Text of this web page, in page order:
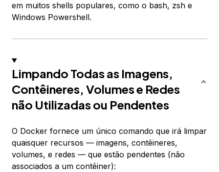
em muitos shells populares, como o bash, zsh e
Windows Powershell.
Limpando Todas as Imagens,
Contêineres, Volumes e Redes
não Utilizadas ou Pendentes
O Docker fornece um único comando que irá limpar
quaisquer recursos — imagens, contêineres,
volumes, e redes — que estão pendentes (não
associados a um contêiner):